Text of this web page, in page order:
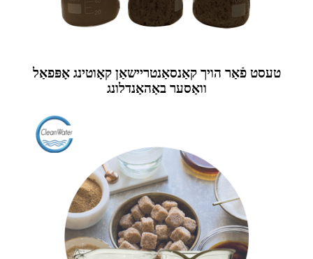
טעסט פֿאַר הויך קאַנסאַנטריישאַן קאָוטינג אָפּפאַל
וואַסער באַהאַנדלונג